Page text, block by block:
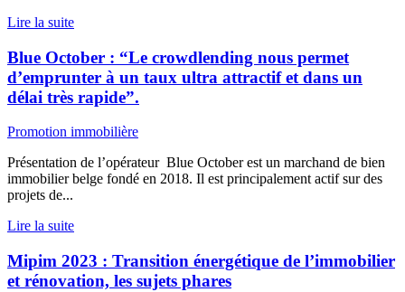
Lire la suite
Blue October : “Le crowdlending nous permet
d’emprunter à un taux ultra attractif et dans un
délai très rapide”.
Promotion immobilière
Présentation de l’opérateur Blue October est un marchand de bien
immobilier belge fondé en 2018. Il est principalement actif sur des
projets de...
Lire la suite
Mipim 2023 : Transition énergétique de l’immobilier
et rénovation, les sujets phares